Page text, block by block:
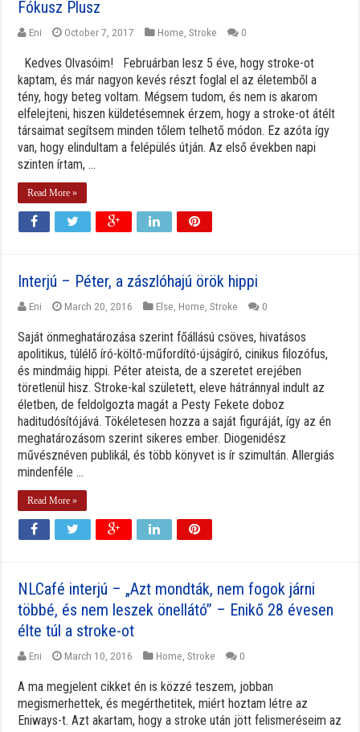
Fókusz Plusz
Eni October 7, 2017 Home ,Stroke 0
Kedves Olvasóim! Februárban lesz 5 éve, hogy stroke-ot
kaptam, és már nagyon kevés részt foglal el az életemből a
tény, hogy beteg voltam. Mégsem tudom, és nem is akarom
elfelejteni, hiszen küldetésemnek érzem, hogy a stroke-ot átélt
társaimat segítsem minden tőlem telhető módon. Ez azóta így
van, hogy elindultam a felépülés útján. Az első években napi
szinten írtam, ...
Read More »
Interjú – Péter, a zászlóhajú örök hippi
Eni March 20, 2016 Else Home ,Stroke 0
Saját önmeghatározása szerint főállású csöves, hivatásos
apolitikus, túlélő író-költő-műfordító-újságíró, cinikus filozófus,
és mindmáig hippi. Péter ateista, de a szeretet erejében
töretlenül hisz. Stroke-kal született, eleve hátránnyal indult az
életben, de feldolgozta magát a Pesty Fekete doboz
haditudósítójává. Tökéletesen hozza a saját figuráját, így az én
meghatározásom szerint sikeres ember. Diogenidész
művésznéven publikál, és több könyvet is ír szimultán. Allergiás
mindenféle ...
Read More »
NLCafé interjú – „Azt mondták, nem fogok járni
többé, és nem leszek önellátó” – Enikő 28 évesen
élte túl a stroke-ot
Eni March 10, 2016 Home ,Stroke 0
A ma megjelent cikket én is közzé teszem, jobban
megismerhettek, és megérthetitek, miért hoztam létre az
Eniways-t. Azt akartam, hogy a stroke után jött felismeréseim az